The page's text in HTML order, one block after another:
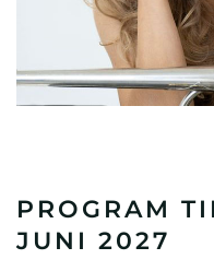
PROGRAM
JUNI 2027